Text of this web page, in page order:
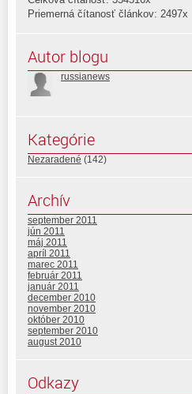
Priemerná čítanosť článkov: 2497x
Autor blogu
russianews
Kategórie
Nezaradené (142)
Archív
september 2011
jún 2011
máj 2011
apríl 2011
marec 2011
február 2011
január 2011
december 2010
november 2010
október 2010
september 2010
august 2010
Odkazy